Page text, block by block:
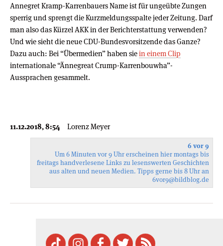
Annegret Kramp-Karrenbauers Name ist für ungeübte Zungen
sperrig und sprengt die Kurzmeldungsspalte jeder Zeitung. Darf
man also das Kürzel AKK in der Berichterstattung verwenden?
Und wie sieht die neue CDU-Bundesvorsitzende das Ganze?
Dazu auch: Bei “Übermedien” haben siein einem Clip
internationale “Ännegreat Crump-Karrenbouwha”-
Aussprachen gesammelt.
11.12.2018, 8:54 Lorenz Meyer
6 vor 9
Um 6 Minuten vor 9 Uhr erscheinen hier montags bis
freitags handverlesene Links zu lesenswerten Geschichten
aus alten und neuen Medien. Tipps gerne bis 8 Uhr an
6vor9@bildblog.de